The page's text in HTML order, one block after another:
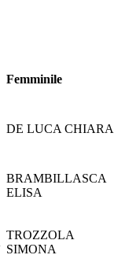
Femminile
DE LUCA CHIARA
BRAMBILLASCA
ELISA
TROZZOLA
SIMONA